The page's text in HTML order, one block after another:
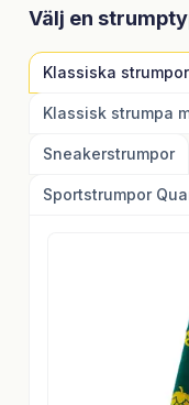
Välj en
Klassiska strumpor
Klassisk strumpa
Sneakerstrumpor
Sportstrumpor